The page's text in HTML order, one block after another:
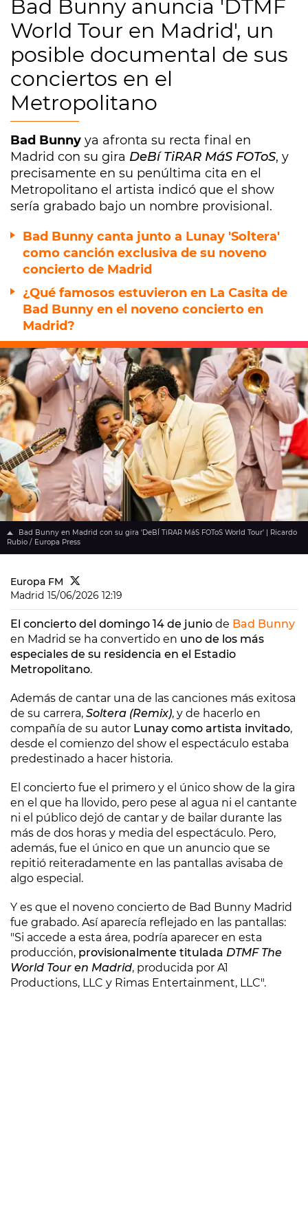
Bad Bunny anuncia 'DTMF
World Tour en Madrid', un
posible documental de sus
conciertos en el
Metropolitano
Bad Bunny ya afronta su recta final en
Madrid con su gira DeBí TiRAR MáS FOToS, y
precisamente en su penúltima cita en el
Metropolitano el artista indicó que el show
sería grabado bajo un nombre provisional.
Bad Bunny canta junto a Lunay 'Soltera'
como canción exclusiva de su noveno
concierto de Madrid
¿Qué famosos estuvieron en La Casita de
Bad Bunny en el noveno concierto en
Madrid?
Bad Bunny en Madrid con su gira 'DeBÍ TiRAR MáS FOToS World Tour' | Ricardo
Rubio / Europa Press
Europa FM
Madrid 15/06/2026 12:19
El concierto del domingo 14 de junio de Bad Bunny
en Madrid se ha convertido en uno de los más
especiales de su residencia en el Estadio
Metropolitano.
Además de cantar una de las canciones más exitosa
de su carrera, Soltera (Remix), y de hacerlo en
compañía de su autor Lunay como artista invitado,
desde el comienzo del show el espectáculo estaba
predestinado a hacer historia.
El concierto fue el primero y el único show de la gira
en el que ha llovido, pero pese al agua ni el cantante
ni el público dejó de cantar y de bailar durante las
más de dos horas y media del espectáculo. Pero,
además, fue el único en que un anuncio que se
repitió reiteradamente en las pantallas avisaba de
algo especial.
Y es que el noveno concierto de Bad Bunny Madrid
fue grabado. Así aparecía reflejado en las pantallas:
"Si accede a esta área, podría aparecer en esta
producción, provisionalmente titulada DTMF The
World Tour en Madrid, producida por A1
Productions, LLC y Rimas Entertainment, LLC".